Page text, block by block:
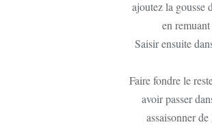
ajoutez la gousse
en
Saisir ensuite
Faire fondre le
avoir passer
assaisonner